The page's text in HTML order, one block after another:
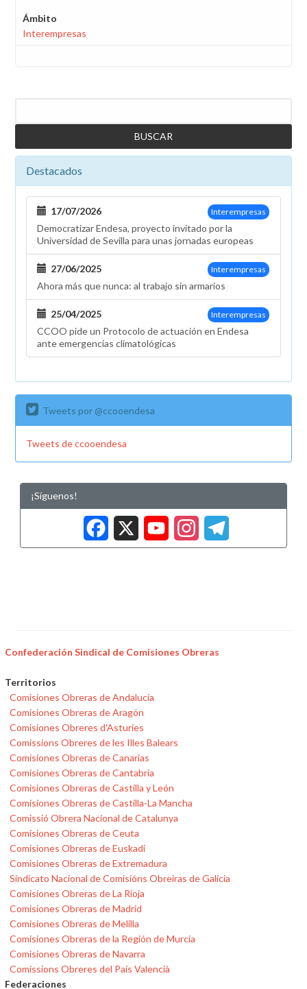
Ámbito
Interempresas
Destacados
Interempresas
17/07/2026
Democratizar Endesa, proyecto invitado por la
Universidad de Sevilla para unas jornadas europeas
Interempresas
27/06/2025
Ahora más que nunca: al trabajo sin armarios
Interempresas
25/04/2025
CCOO pide un Protocolo de actuación en Endesa
ante emergencias climatológicas
Tweets por @ccooendesa
Tweets de ccooendesa
¡Síguenos!
Facebook
X
Confederación Sindical de Comisiones Obreras
Territorios
Comisiones Obreras de Andalucía
Comisiones Obreras de Aragón
Comisiones Obreres d'Asturies
Comissions Obreres de les Illes Balears
Comisiones Obreras de Canarias
Comisiones Obreras de Cantabria
Comisiones Obreras de Castilla y León
Comisiones Obreras de Castilla-La Mancha
Comissió Obrera Nacional de Catalunya
Comisiones Obreras de Ceuta
Comisiones Obreras de Euskadi
Comisiones Obreras de Extremadura
Sindicato Nacional de Comisións Obreiras de Galicia
Comisiones Obreras de La Rioja
Comisiones Obreras de Madrid
Comisiones Obreras de Melilla
Comisiones Obreras de la Región de Murcia
Comisiones Obreras de Navarra
Comissions Obreres del País Valencià
Federaciones